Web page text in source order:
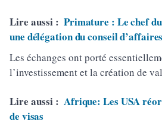
Lire aussi : Primature : Le chef
une délégation du conseil
Les échanges ont porté
l’investissement et la création de
Lire aussi : Afrique: Les USA
de visas